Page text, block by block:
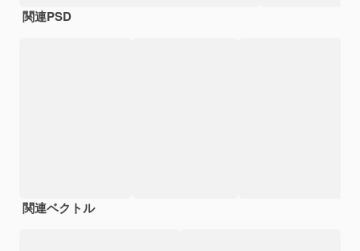
関連PSD
関連ベクトル